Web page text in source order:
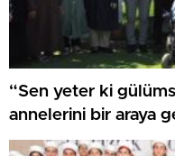
“Sen yeter ki
annelerini bir araya